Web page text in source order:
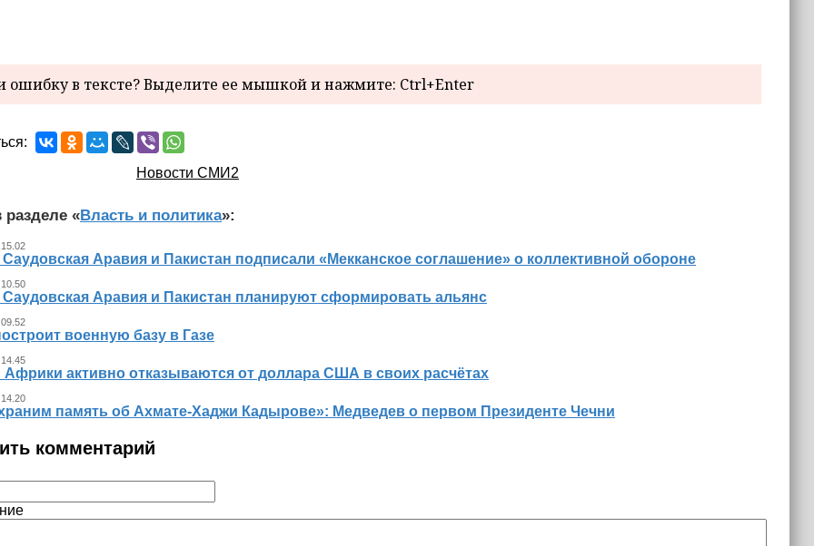
в тексте? Выделите ее мышкой и нажмите: Ctrl+Enter
Новости СМИ2
разделе «Власть и политика»:
Саудовская Аравия и Пакистан подписали «Мекканское соглашение» о коллективной обороне
Саудовская Аравия и Пакистан планируют сформировать альянс
военную базу в Газе
активно отказываются от доллара США в своих расчётах
память об Ахмате-Хаджи Кадырове»: Медведев о первом Президенте Чечни
комментарий